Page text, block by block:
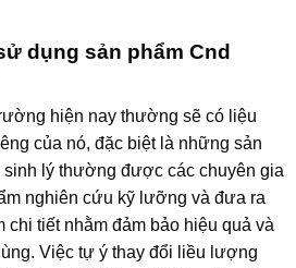
dụng sản phẩm Cnd
hiện nay thường sẽ có liệu
của nó, đặc biệt là những sản
lý thường được các chuyên gia
nghiên cứu kỹ lưỡng và đưa ra
chi tiết nhằm đảm bảo hiệu quả và
Việc tự ý thay đổi liều lượng